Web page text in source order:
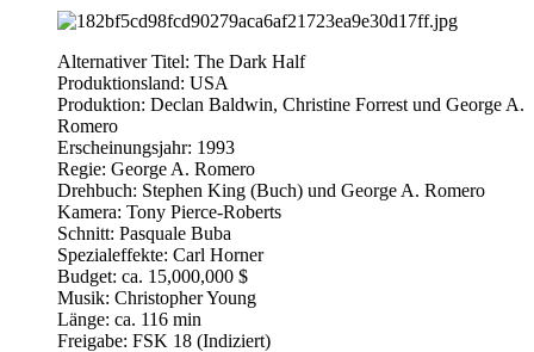
Alternativer Titel: The Dark Half
Produktionsland: USA
Produktion: Declan Baldwin, Christine Forrest und George A.
Romero
Erscheinungsjahr: 1993
Regie: George A. Romero
Drehbuch: Stephen King (Buch) und George A. Romero
Kamera: Tony Pierce-Roberts
Schnitt: Pasquale Buba
Spezialeffekte: Carl Horner
Budget: ca. 15,000,000 $
Musik: Christopher Young
Länge: ca. 116 min
Freigabe: FSK 18 (Indiziert)